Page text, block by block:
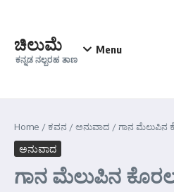
ಚಿಲುಮೆ
ಕನ್ನಡ ನಲ್ಬರಹ ತಾಣ
Menu
Home /ಕವನ /ಅನುವಾದ /ಗಾನ ಮೆಲುಪಿನ
ಅನುವಾದ
ಗಾನ ಮೆಲುಪಿನ ಕೊರಲು